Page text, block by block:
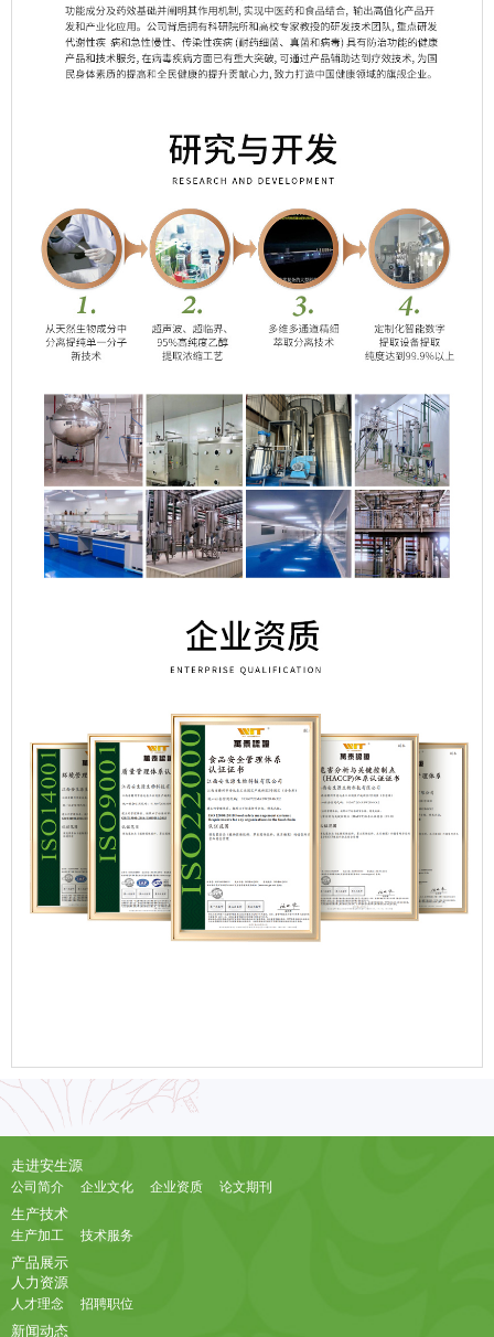
走进安生源
公司简介 企业文化 企业资质 论文期刊
生产技术
生产加工 技术服务
产品展示
人力资源
人才理念 招聘职位
新闻动态